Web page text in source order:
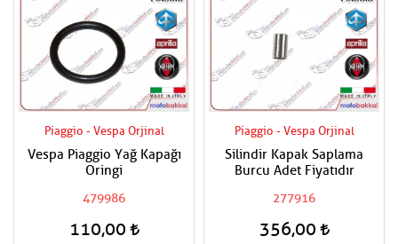
Piaggio - Vespa Orjinal
Vespa Piaggio Yağ Kapağı
Oringi
479986
110,00
Piaggio - Vespa Orjinal
Silindir Kapak Saplama
Burcu Adet Fiyatıdır
277916
356,00